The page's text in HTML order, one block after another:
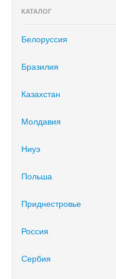
КАТАЛОГ
Белоруссия
Бразилия
Казахстан
Молдавия
Ниуэ
Польша
Приднестровье
Россия
Сербия